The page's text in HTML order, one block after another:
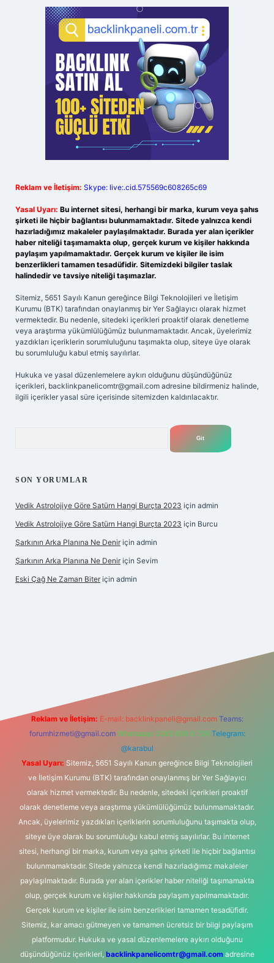
Reklam ve İletişim: Skype: live:.cid.575569c608265c69
Yasal Uyarı: Bu internet sitesi, herhangi bir marka, kurum veya şahıs
şirketi ile hiçbir bağlantısı bulunmamaktadır. Sitede yalnızca kendi
hazırladığımız makaleler paylaşılmaktadır. Burada yer alan içerikler
haber niteliği taşımamakta olup, gerçek kurum ve kişiler hakkında
paylaşım yapılmamaktadır. Gerçek kurum ve kişiler ile isim
benzerlikleri tamamen tesadüfidir. Sitemizdeki bilgiler taslak
halindedir ve tavsiye niteliği taşımazlar.
Sitemiz, 5651 Sayılı Kanun gereğince Bilgi Teknolojileri ve İletişim
Kurumu (BTK) tarafından onaylanmış bir Yer Sağlayıcı olarak hizmet
vermektedir. Bu nedenle, sitedeki içerikleri proaktif olarak denetleme
veya araştırma yükümlülüğümüz bulunmamaktadır. Ancak, üyelerimiz
yazdıkları içeriklerin sorumluluğunu taşımakta olup, siteye üye olarak
bu sorumluluğu kabul etmiş sayılırlar.
Hukuka ve yasal düzenlemelere aykırı olduğunu düşündüğünüz
içerikleri, backlinkpanelicomtr@gmail.com adresine bildirmeniz halinde,
ilgili içerikler yasal süre içerisinde sitemizden kaldırılacaktır.
SON YORUMLAR
Vedik Astrolojiye Göre Satürn Hangi Burçta 2023 için admin
Vedik Astrolojiye Göre Satürn Hangi Burçta 2023 için Burcu
Şarkının Arka Planına Ne Denir için admin
Şarkının Arka Planına Ne Denir için Sevim
Eski Çağ Ne Zaman Biter için admin
Reklam ve İletişim: E-mail: backlinkpaneli@gmail.com Teams:
forumhizmeti@gmail.com Whatsapp: 0262 606 0 726 Telegram:
@karabul
Yasal Uyarı: Sitemiz, 5651 Sayılı Kanun gereğince Bilgi Teknolojileri
ve İletişim Kurumu (BTK) tarafından onaylanmış bir Yer Sağlayıcı
olarak hizmet vermektedir. Bu nedenle, sitedeki içerikleri proaktif
olarak denetleme veya araştırma yükümlülüğümüz bulunmamaktadır.
Ancak, üyelerimiz yazdıkları içeriklerin sorumluluğunu taşımakta olup,
siteye üye olarak bu sorumluluğu kabul etmiş sayılırlar. Bu internet
sitesi, herhangi bir marka, kurum veya şahıs şirketi ile hiçbir bağlantısı
bulunmamaktadır. Sitede yalnızca kendi hazırladığımız makaleler
paylaşılmaktadır. Burada yer alan içerikler haber niteliği taşımamakta
olup, gerçek kurum ve kişiler hakkında paylaşım yapılmamaktadır.
Gerçek kurum ve kişiler ile isim benzerlikleri tamamen tesadüfidir.
Sitemiz, kar amacı gütmeyen ve tamamen ücretsiz bir bilgi paylaşım
platformudur. Hukuka ve yasal düzenlemelere aykırı olduğunu
düşündüğünüz içerikleri, backlinkpanelicomtr@gmail.comadresine